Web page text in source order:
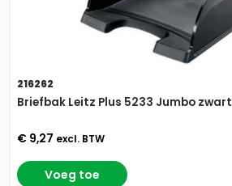
216262
Briefbak Leitz Plus 5233 Jumbo zwart
€ 9,27 excl. BTW
Voeg toe